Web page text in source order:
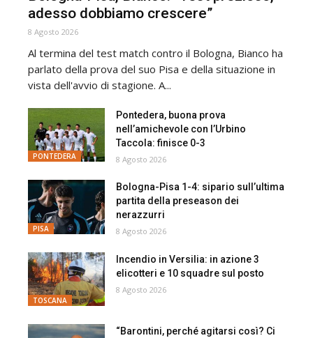
adesso dobbiamo crescere”
8 Agosto 2026
Al termina del test match contro il Bologna, Bianco ha
parlato della prova del suo Pisa e della situazione in
vista dell'avvio di stagione. A...
PONTEDERA
Pontedera, buona prova
nell’amichevole con l’Urbino
Taccola: finisce 0-3
8 Agosto 2026
PISA
Bologna-Pisa 1-4: sipario sull’ultima
partita della preseason dei
nerazzurri
8 Agosto 2026
TOSCANA
Incendio in Versilia: in azione 3
elicotteri e 10 squadre sul posto
8 Agosto 2026
“Barontini, perché agitarsi così? Ci